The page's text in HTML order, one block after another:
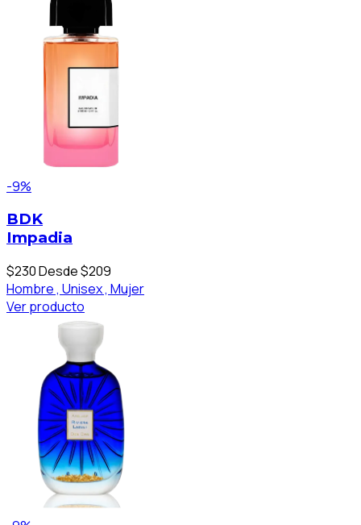
-9%
BDK
Impadia
$230Desde $209
Hombre , Unisex , Mujer
Ver producto